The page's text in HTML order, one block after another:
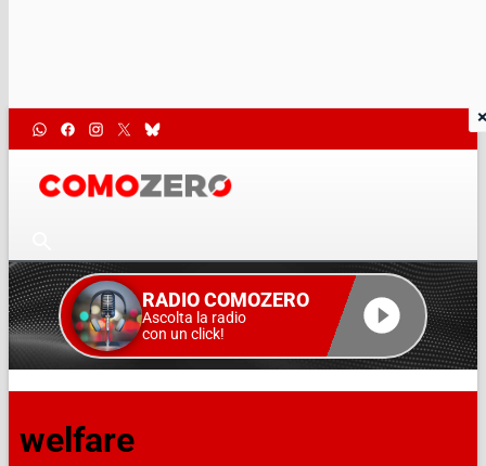
RADIO COMOZERO
Ascolta la radio
con un click!
welfare